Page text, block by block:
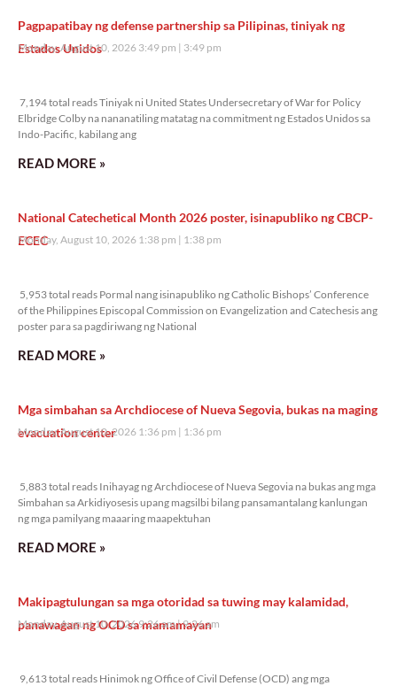
Pagpapatibay ng defense partnership sa Pilipinas, tiniyak ng
Estados Unidos
Monday, August 10, 2026 3:49 pm 3:49 pm
7,194 total reads Tiniyak ni United States Undersecretary of War for Policy
Elbridge Colby na nananatiling matatag na commitment ng Estados Unidos sa
Indo-Pacific, kabilang ang
READ MORE »
National Catechetical Month 2026 poster, isinapubliko ng CBCP-
ECEC
Monday, August 10, 2026 1:38 pm 1:38 pm
5,953 total reads Pormal nang isinapubliko ng Catholic Bishops’ Conference
of the Philippines Episcopal Commission on Evangelization and Catechesis ang
poster para sa pagdiriwang ng National
READ MORE »
Mga simbahan sa Archdiocese of Nueva Segovia, bukas na maging
evacuation center
Monday, August 10, 2026 1:36 pm 1:36 pm
5,883 total reads Inihayag ng Archdiocese of Nueva Segovia na bukas ang mga
Simbahan sa Arkidiyosesis upang magsilbi bilang pansamantalang kanlungan
ng mga pamilyang maaaring maapektuhan
READ MORE »
Makipagtulungan sa mga otoridad sa tuwing may kalamidad,
panawagan ng OCD sa mamamayan
Monday, August 10, 2026 9:26 am 9:26 am
9,613 total reads Hinimok ng Office of Civil Defense (OCD) ang mga